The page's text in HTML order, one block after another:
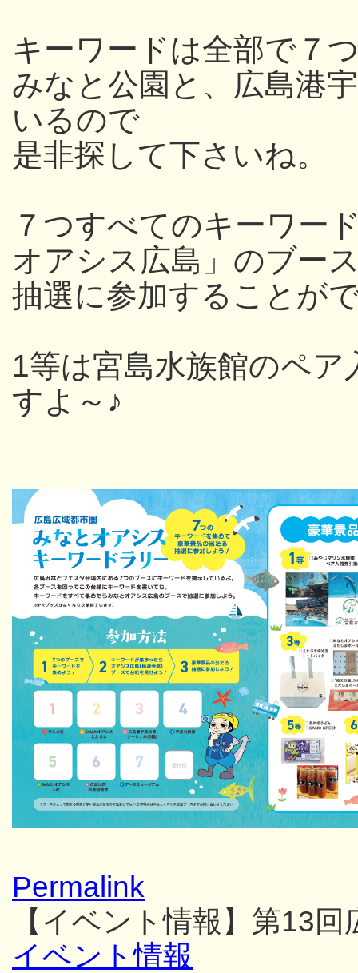
キーワードは全部
みなと公園と、広島港
いるので
是非探して下さいね。
７つすべてのキーワー
オアシス広島」のブー
抽選に参加することが
1等は宮島水族館のペ
すよ～♪
Permalink
【イベント情報】第13
イベント情報